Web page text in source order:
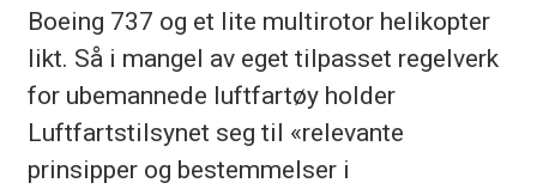
Boeing 737 og et lite multirotor helikopter
likt. Så i mangel av eget tilpasset regelverk
for ubemannede luftfartøy holder
Luftfartstilsynet seg til «relevante
prinsipper og bestemmelser i